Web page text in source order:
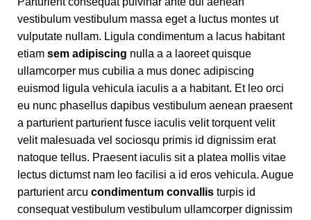
vestibulum vestibulum massa eget a luctus montes ut
vulputate nullam. Ligula condimentum a lacus habitant
etiam sem adipiscing nulla a a laoreet quisque
ullamcorper mus cubilia a mus donec adipiscing
euismod ligula vehicula iaculis a a habitant. Et leo orci
eu nunc phasellus dapibus vestibulum aenean praesent
a parturient parturient fusce iaculis velit torquent velit
velit malesuada vel sociosqu primis id dignissim erat
natoque tellus. Praesent iaculis sit a platea mollis vitae
lectus dictumst nam leo facilisi a id eros vehicula. Augue
parturient arcu condimentum convallis turpis id
consequat vestibulum vestibulum ullamcorper dignissim